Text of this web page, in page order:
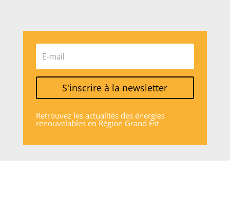
Retrouvez les actualités des énergies
renouvelables en Région Grand Est
S'inscrire à la newsletter